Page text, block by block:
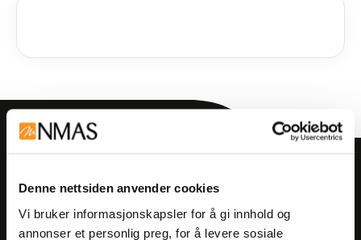
Denne nettsiden anvender cookies
Vi bruker informasjonskapsler for å gi innhold og
annonser et personlig preg, for å levere sosiale
Få informasjon om produkter,
arrangementer og kampanjer.